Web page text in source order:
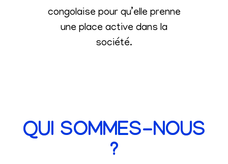
congolaise pour qu’elle prenne
une place active dans la
société.
QUI SOMMES-NOUS
?